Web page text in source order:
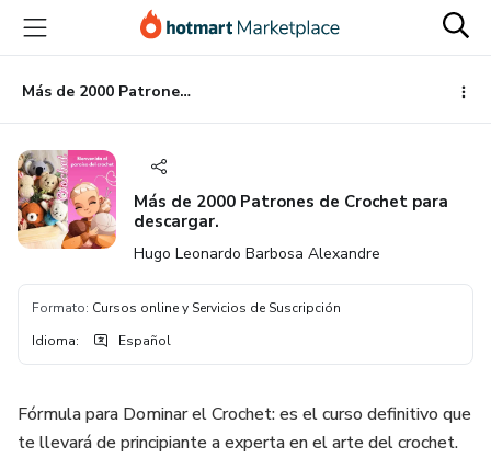
principal
página
de
página
Más de 2000 Patrones de Crochet para descargar.
Más de 2000 Patrones de Crochet para
descargar.
Hugo Leonardo Barbosa Alexandre
Formato: Cursos online y Servicios de Suscripción
Idioma: Español
Fórmula para Dominar el Crochet: es el curso definitivo que
te llevará de principiante a experta en el arte del crochet.